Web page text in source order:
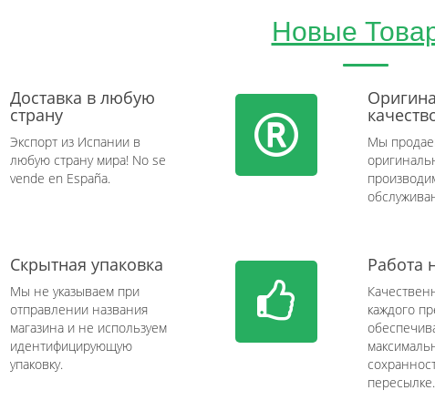
Новые
Доставка в любую
страну
Экспорт из Испании в
любую страну мира! No se
vende en España.
Мы
Скрытная упаковка
Мы не указываем при
отправлении названия
магазина и не используем
идентифицирующую
упаковку.
Работа
каждого
пересылке.